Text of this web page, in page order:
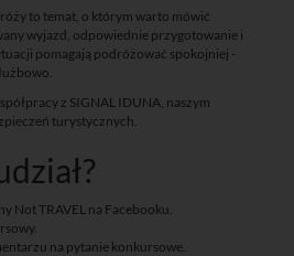
to temat, o którym warto mówić
wyjazd, odpowiednie przygotowanie i
pomagają podróżować spokojniej -
z SIGNAL IDUNA, naszym
turystycznych.
Not TRAVEL na Facebooku.
na pytanie konkursowe.